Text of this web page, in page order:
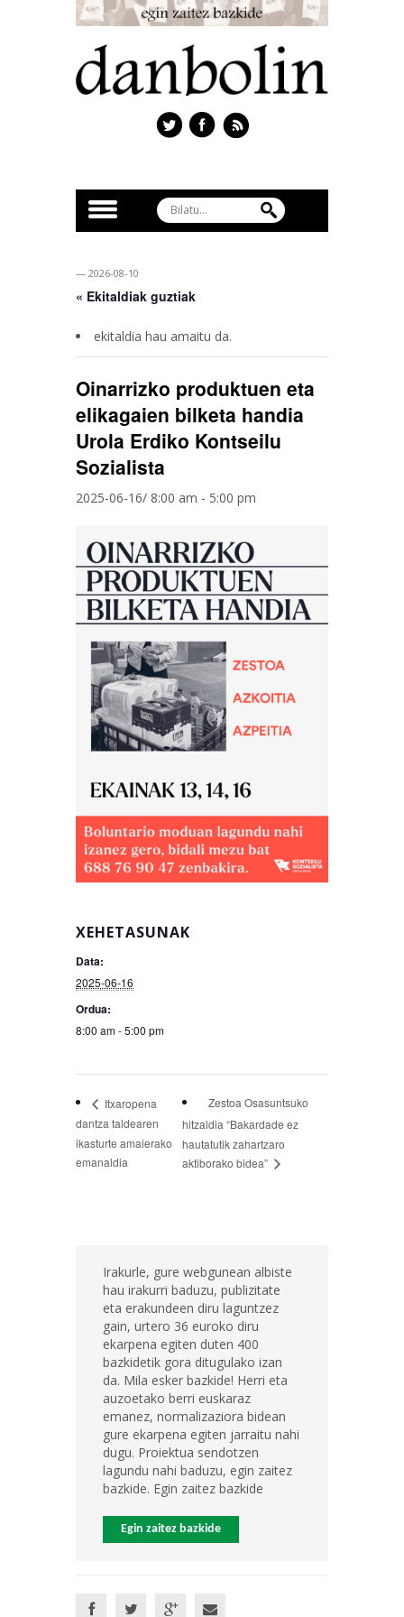
— 2026-08-10
« Ekitaldiak guztiak
ekitaldia hau amaitu da.
Oinarrizko produktuen eta
elikagaien bilketa handia
Urola Erdiko Kontseilu
Sozialista
2025-06-16/ 8:00 am - 5:00 pm
XEHETASUNAK
Data:
2025-06-16
Ordua:
8:00 am - 5:00 pm
Itxaropena
dantza taldearen
ikasturte amaierako
emanaldia
Zestoa Osasuntsuko
hitzaldia “Bakardade ez
hautatutik zahartzaro
aktiborako bidea”
Irakurle, gure webgunean albiste
hau irakurri baduzu, publizitate
eta erakundeen diru laguntzez
gain, urtero 36 euroko diru
ekarpena egiten duten 400
bazkidetik gora ditugulako izan
da. Mila esker bazkide! Herri eta
auzoetako berri euskaraz
emanez, normalizaziora bidean
gure ekarpena egiten jarraitu nahi
dugu. Proiektua sendotzen
lagundu nahi baduzu, egin zaitez
bazkide. Egin zaitez bazkide
Egin zaitez bazkide